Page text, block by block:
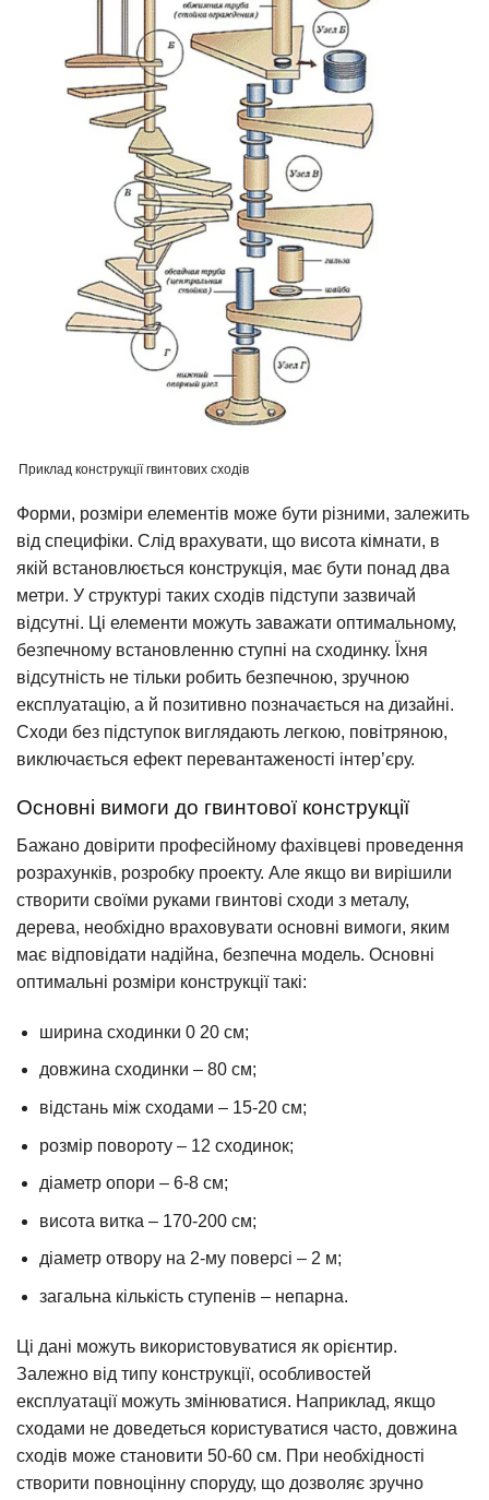
Приклад конструкції гвинтових сходів
Форми, розміри елементів може бути різними, залежить
від специфіки. Слід врахувати, що висота кімнати, в
якій встановлюється конструкція, має бути понад два
метри. У структурі таких сходів підступи зазвичай
відсутні. Ці елементи можуть заважати оптимальному,
безпечному встановленню ступні на сходинку. Їхня
відсутність не тільки робить безпечною, зручною
експлуатацію, а й позитивно позначається на дизайні.
Сходи без підступок виглядають легкою, повітряною,
виключається ефект перевантаженості інтер’єру.
Основні вимоги до гвинтової конструкції
Бажано довірити професійному фахівцеві проведення
розрахунків, розробку проекту. Але якщо ви вирішили
створити своїми руками гвинтові сходи з металу,
дерева, необхідно враховувати основні вимоги, яким
має відповідати надійна, безпечна модель. Основні
оптимальні розміри конструкції такі:
ширина сходинки 0 20 см;
довжина сходинки – 80 см;
відстань між сходами – 15-20 см;
розмір повороту – 12 сходинок;
діаметр опори – 6-8 см;
висота витка – 170-200 см;
діаметр отвору на 2-му поверсі – 2 м;
загальна кількість ступенів – непарна.
Ці дані можуть використовуватися як орієнтир.
Залежно від типу конструкції, особливостей
експлуатації можуть змінюватися. Наприклад, якщо
сходами не доведеться користуватися часто, довжина
сходів може становити 50-60 см. При необхідності
створити повноцінну споруду, що дозволяє зручно